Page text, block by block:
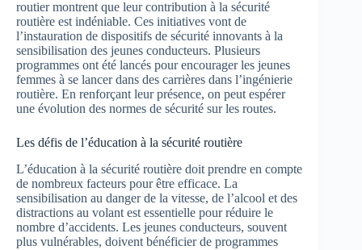
routier montrent que leur contribution à la sécurité
routière est indéniable. Ces initiatives vont de
l’instauration de dispositifs de sécurité innovants à la
sensibilisation des jeunes conducteurs. Plusieurs
programmes ont été lancés pour encourager les jeunes
femmes à se lancer dans des carrières dans l’ingénierie
routière. En renforçant leur présence, on peut espérer
une évolution des normes de sécurité sur les routes.
Les défis de l’éducation à la sécurité routière
L’éducation à la sécurité routière doit prendre en compte
de nombreux facteurs pour être efficace. La
sensibilisation au danger de la vitesse, de l’alcool et des
distractions au volant est essentielle pour réduire le
nombre d’accidents. Les jeunes conducteurs, souvent
plus vulnérables, doivent bénéficier de programmes